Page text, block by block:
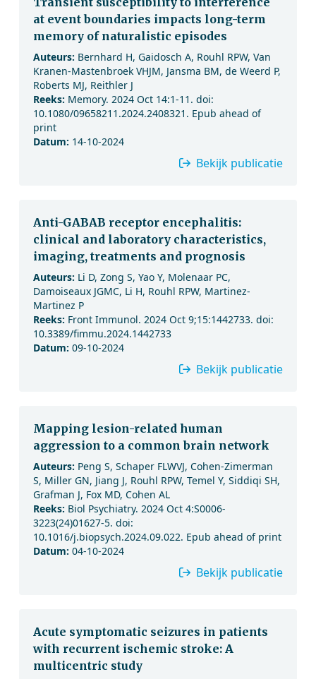
at event boundaries impacts long-term
memory of naturalistic episodes
Auteurs: Bernhard H, Gaidosch A, Rouhl RPW, Van
Kranen-Mastenbroek VHJM, Jansma BM, de Weerd P,
Roberts MJ, Reithler J
Reeks: Memory. 2024 Oct 14:1-11. doi:
10.1080/09658211.2024.2408321. Epub ahead of
print
Datum: 14-10-2024
Bekijk publicatie
Anti-GABAB receptor encephalitis:
clinical and laboratory characteristics,
imaging, treatments and prognosis
Auteurs: Li D, Zong S, Yao Y, Molenaar PC,
Damoiseaux JGMC, Li H, Rouhl RPW, Martinez-
Martinez P
Reeks: Front Immunol. 2024 Oct 9;15:1442733. doi:
10.3389/fimmu.2024.1442733
Datum: 09-10-2024
Bekijk publicatie
Mapping lesion-related human
aggression to a common brain network
Auteurs: Peng S, Schaper FLWVJ, Cohen-Zimerman
S, Miller GN, Jiang J, Rouhl RPW, Temel Y, Siddiqi SH,
Grafman J, Fox MD, Cohen AL
Reeks: Biol Psychiatry. 2024 Oct 4:S0006-
3223(24)01627-5. doi:
10.1016/j.biopsych.2024.09.022. Epub ahead of print
Datum: 04-10-2024
Bekijk publicatie
Acute symptomatic seizures in patients
with recurrent ischemic stroke: A
multicentric study